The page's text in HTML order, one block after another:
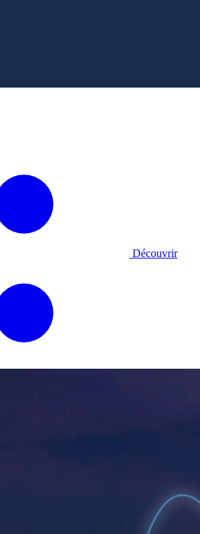
Découvrir